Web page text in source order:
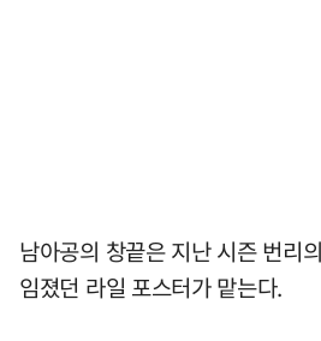
남아공의 창끝은 지난 시즌 번리
임졌던 라일 포스터가 맡는다.